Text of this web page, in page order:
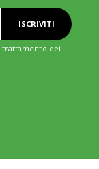
ISCRIVITI
trattamento dei